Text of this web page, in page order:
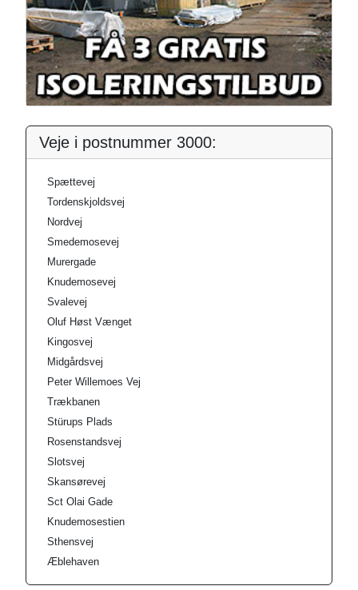
Veje i postnummer 3000:
Spættevej
Tordenskjoldsvej
Nordvej
Smedemosevej
Murergade
Knudemosevej
Svalevej
Oluf Høst Vænget
Kingosvej
Midgårdsvej
Peter Willemoes Vej
Trækbanen
Stürups Plads
Rosenstandsvej
Slotsvej
Skansørevej
Sct Olai Gade
Knudemosestien
Sthensvej
Æblehaven